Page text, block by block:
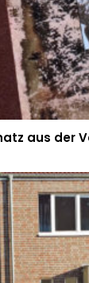
aus der